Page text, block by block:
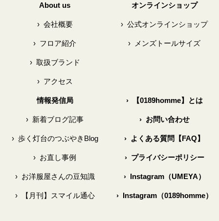
About us
›会社概要
› フロア紹介
›取扱ブランド
›アクセス
オンラインショップ
› 公式オンラインショップ
› メンズトールサイズ
情報発信局
› 新着ブログ記事
›歩く灯台のつぶやきBlog
› お直し事例
›お洋服屋さんの豆知識
›【月刊】スマイル通心
›【0189homme】とは
›お問い合わせ
› よくある質問【FAQ】
›プライバシーポリシー
›Instagram（UMEYA）
›Instagram（0189homme）